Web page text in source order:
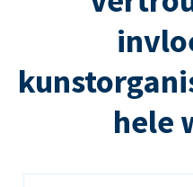
hele